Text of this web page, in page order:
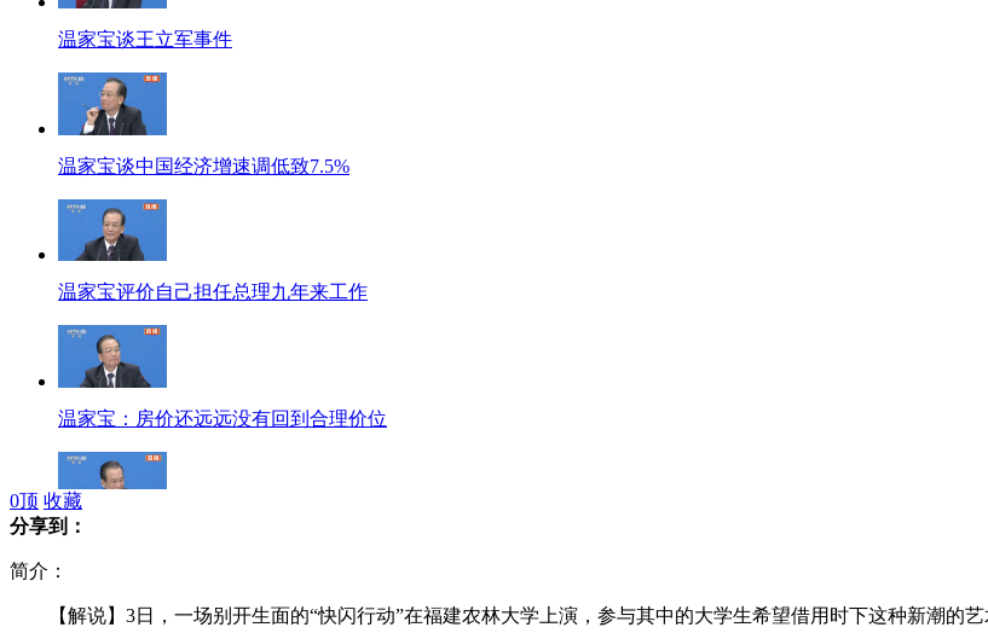
温家宝谈王立军事件
温家宝谈中国经济增速调低致7.5%
温家宝评价自己担任总理九年来工作
温家宝：房价还远远没有回到合理价位
0顶 收藏
分享到：
简介：
【解说】3日，一场别开生面的“快闪行动”在福建农林大学上演，参与其中的大学生希望借用时下这种新潮的艺